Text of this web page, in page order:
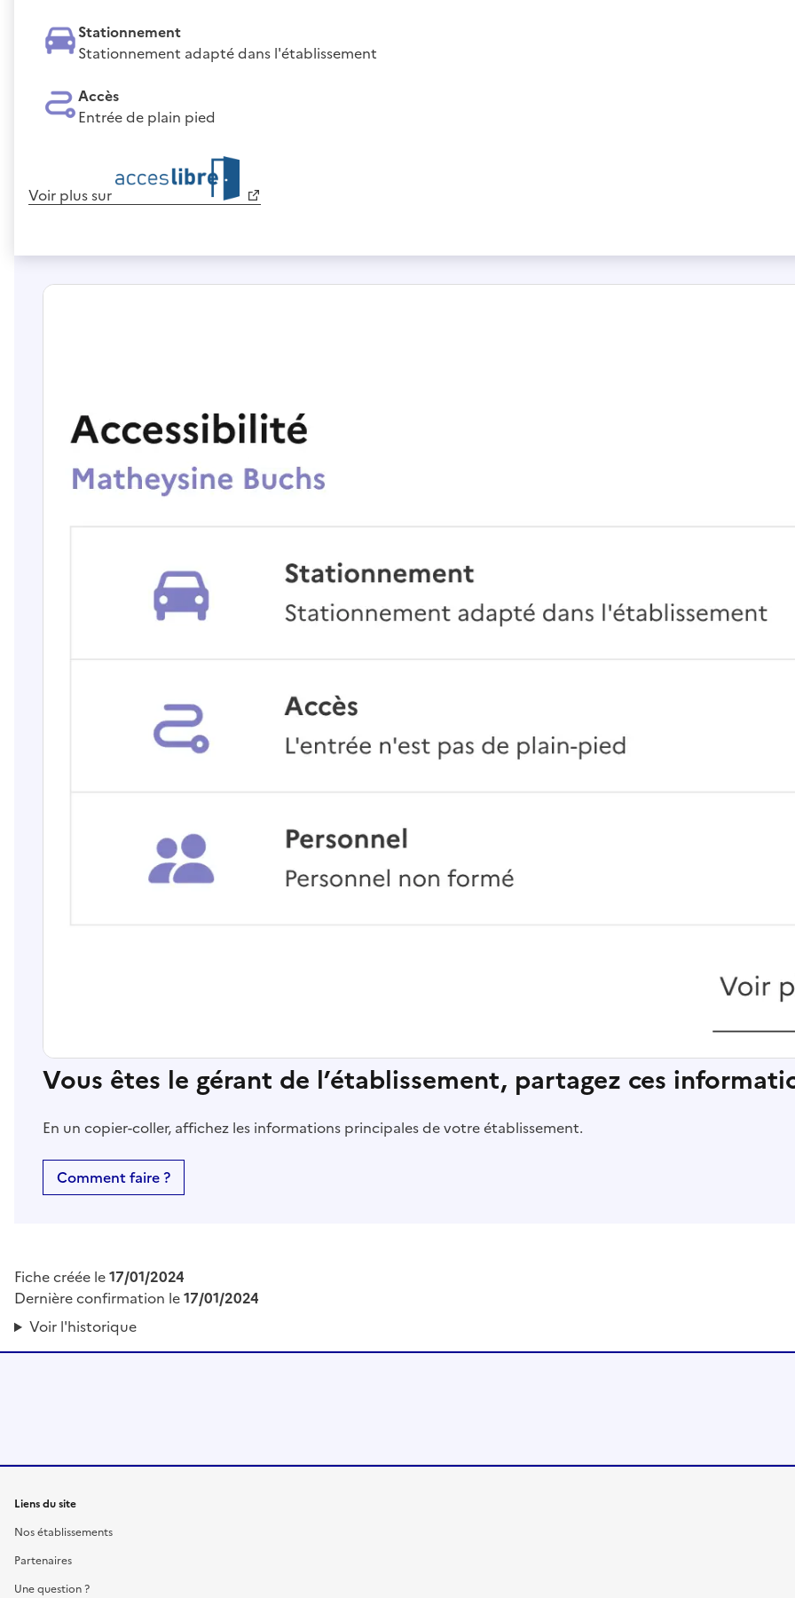
Stationnement
Stationnement adapté dans l'établissement
Accès
Entrée de plain pied
Voir plus sur
Vous êtes le gérant de l’établissement, partagez ces
En un copier-coller, affichez les informations principales de votre établissement.
Comment faire ?
Fiche créée le17/01/2024
Dernière confirmation le17/01/2024
Voir l'historique
Liens du site
Nos établissements
Partenaires
Une question ?